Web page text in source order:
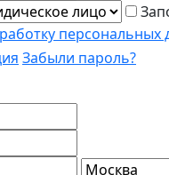
персональных
Забыли пароль?